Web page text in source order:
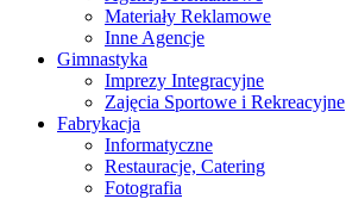
Materiały Reklamowe
Inne Agencje
Gimnastyka
Imprezy Integracyjne
Zajęcia Sportowe i Rekreacyjne
Fabrykacja
Informatyczne
Restauracje, Catering
Fotografia